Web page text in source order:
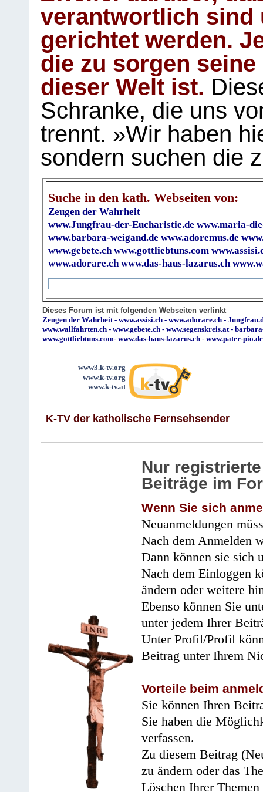
verantwortlich sind
gerichtet werden.
die zu sorgen
dieser Welt ist.
Schranke, die uns
trennt. »Wir haben
sondern suchen die
Suche in den kath. Webseiten von:
Zeugen der Wahrheit
www.Jungfrau-der-Eucharistie.de www.maria-
www.barbara-weigand.de www.adoremus.de
www.gebete.ch www.gottliebtuns.com
www.adorare.ch www.das-haus-lazarus.ch
Dieses Forum ist mit folgenden Webseiten verlinkt
Zeugen der Wahrheit- www.assisi.ch - www.adorare.ch -
www.wallfahrten.ch - www.gebete.ch - www.segenskreis.at-
www.gottliebtuns.com- www.das-haus-lazarus.ch - www.pater-pio.de
www3.k-tv.org
www.k-tv.org
www.k-tv.at
K-TV der katholische Fernsehsender
Nur
Beiträge im
Wenn Sie sich
Neuanmeldungen
Nach dem Anmelden
Dann können sie sich
Nach dem Einloggen
ändern oder weitere
Ebenso können Sie
unter jedem Ihrer
Unter Profil/Profil
Beitrag unter Ihrem
Vorteile beim
Sie können Ihren
Sie haben die
verfassen.
Zu diesem Beitrag
zu ändern oder das
Löschen Ihrer